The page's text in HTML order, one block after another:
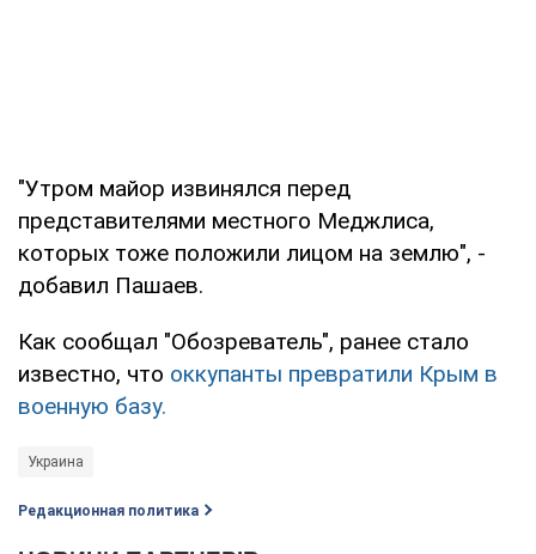
"Утром майор извинялся перед
представителями местного Меджлиса,
которых тоже положили лицом на землю", -
добавил Пашаев.
Как сообщал "Обозреватель", ранее стало
известно, что оккупанты превратили Крым в
военную базу.
Украина
Редакционная политика